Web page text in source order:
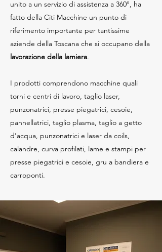
unito a un servizio di assistenza a 360°, ha
fatto della Citi Macchine un punto di
riferimento importante per tantissime
aziende della Toscana che si occupano della
lavorazione della lamiera.
I prodotti comprendono macchine quali
torni e centri di lavoro, taglio laser,
punzonatrici, presse piegatrici, cesoie,
pannellatrici, taglio plasma, taglio a getto
d’acqua, punzonatrici e laser da coils,
calandre, curva profilati, lame e stampi per
presse piegatrici e cesoie, gru a bandiera e
carroponti.